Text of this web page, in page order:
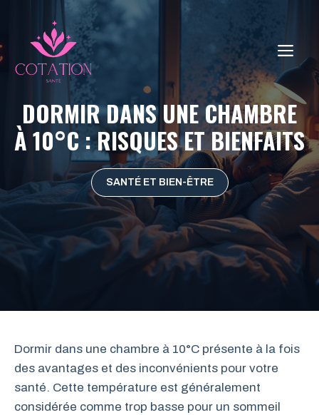
contenu
DORMIR DANS UNE CHAMBRE
À 10°C : RISQUES ET BIENFAITS
SANTÉ ET BIEN-ÊTRE
Dormir dans une chambre à 10°C présente à la fois
des avantages et des inconvénients pour votre
santé. Cette température est généralement
considérée comme trop basse pour un sommeil